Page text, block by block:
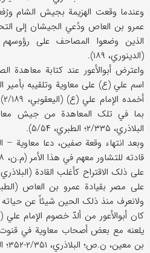
وعندما وقعت الهزیمة بجیش الشام
عمرو بن العاص ودُعي الجیشان إلی
الذین وضعوا المصاحف علی
(الدینوري، ۱۸۹).
واعترض أبوالأعور عند کتابة معاهدة
اسم علي (ع) علی معاویة وتلقیبه
البلاذري، ۲/۳۳۵؛ الطبري، ۵/۵۴).
وبعد انتهاء وقعة صفین، دعا
ولانعرف منذ ذلک الحین شیئاً عن حیاته
کان أبوالأعور من ألدّ خصوم الإمام
یلعنه مع بعض أصحاب معاویة في
بن معین، ن.ص؛ البلاذري، ۲/۳۵۱-۳۵۲؛ الطبري، ۵/۷۱).